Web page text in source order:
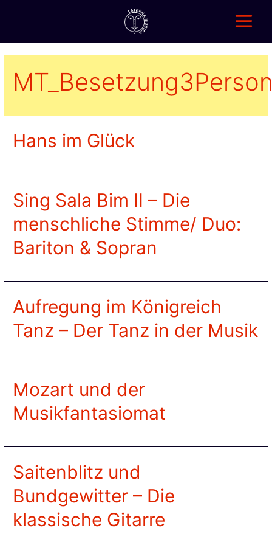
Main
Menu
Hans im Glück
Sing Sala Bim II – Die
menschliche Stimme/ Duo:
Bariton & Sopran
Aufregung im Königreich
Tanz – Der Tanz in der Musik
Mozart und der
Musikfantasiomat
Saitenblitz und
Bundgewitter – Die
klassische Gitarre